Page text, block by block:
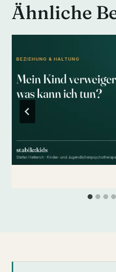
Ähnliche